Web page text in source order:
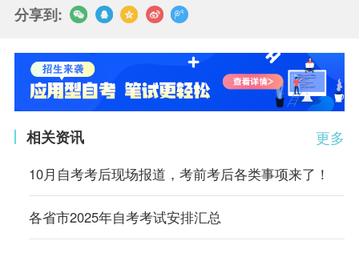
分享到:
更多
相关资讯
10月自考考后现场报道，考前考后各类事项来了！
各省市2025年自考考试安排汇总